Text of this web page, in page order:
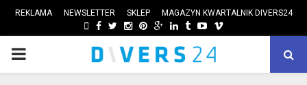
REKLAMA NEWSLETTER SKLEP MAGAZYN KWARTALNIK DIVERS24
FACEBOOK
TWITTER
INSTAGRAM
PINTEREST
GOOGLE
LINKEDIN
TUMBLRYOUTUBE
VIMEO
PRIMARY